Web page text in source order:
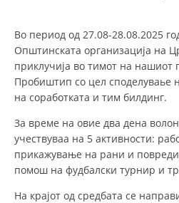
КОНТАКТ
ЗАКОН ЗА
СТАТУТ НА
Во период од 27.08-28.08.2025
Општинската организација на
приклучија во тимот на нашиот
Пробиштип со цел споделуваье
на соработката и тим билдинг.
За време на овие два дена
учествуваа на 5 активности:
прикажување на рани и
помош на фудбалски турнир и
На крајот од средбата се